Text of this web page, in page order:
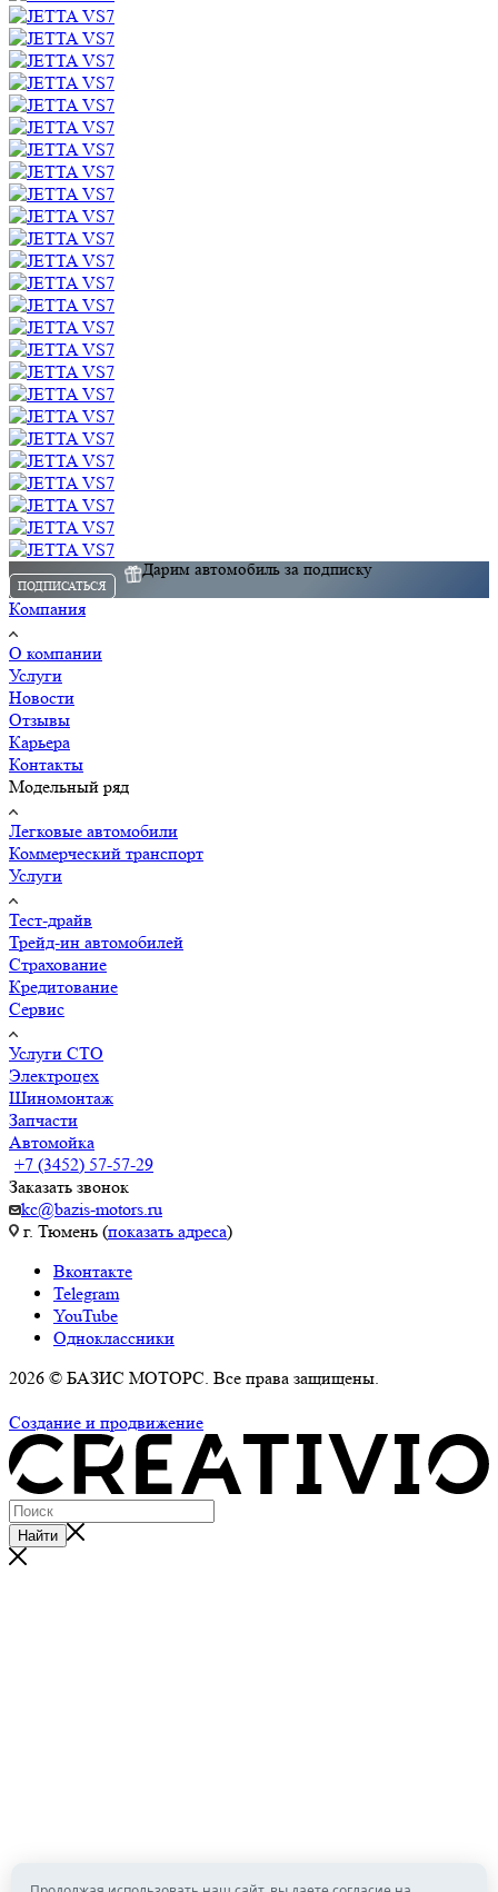
Дарим автомобиль за подписку
ПОДПИСАТЬСЯ
Компания
О компании
Услуги
Новости
Отзывы
Карьера
Контакты
Модельный ряд
Легковые автомобили
Коммерческий транспорт
Услуги
Тест-драйв
Трейд-ин автомобилей
Страхование
Кредитование
Сервис
Услуги СТО
Электроцех
Шиномонтаж
Запчасти
Автомойка
+7 (3452) 57-57-29
Заказать звонок
kc@bazis-motors.ru
г. Тюмень (показать адреса)
Вконтакте
Telegram
YouTube
Одноклассники
2026 © БАЗИС МОТОРС. Все права защищены.
Создание и продвижение
Найти